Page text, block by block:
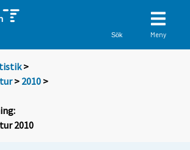
Sök Meny
>
> 2010 >
2010